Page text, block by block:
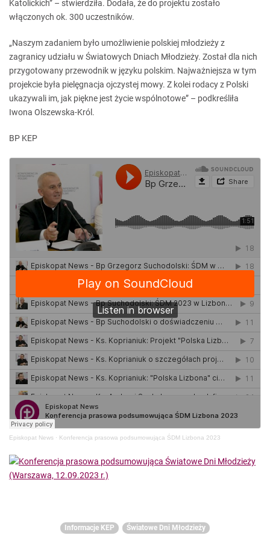
Katolickich” – stwierdziła. Dodała, że do projektu zostało
włączonych ok. 300 uczestników.
„Naszym zadaniem było umożliwienie polskiej młodzieży z
zagranicy udziału w Światowych Dniach Młodzieży. Został dla nich
przygotowany przewodnik w języku polskim. Najważniejsza w tym
projekcie była pielęgnacja ojczystej mowy. Z kolei rodacy z Polski
ukazywali im, jak piękne jest życie wspólnotowe” – podkreśliła
Iwona Olszewska-Król.
BP KEP
Episkopat News · Konferencja prasowa podsumowująca ŚDM Lizbona 2023
Informacje KEP Światowe Dni Młodzieży